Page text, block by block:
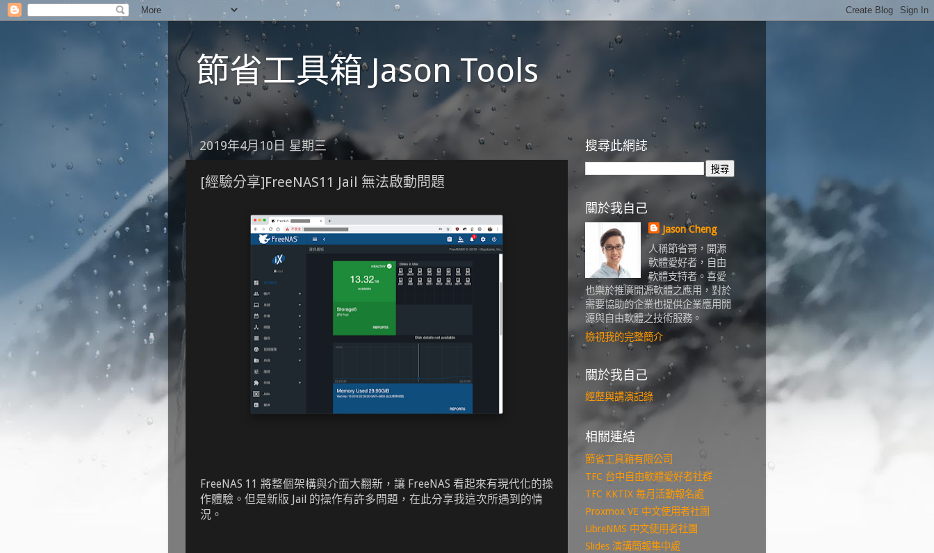
節省工具箱 Jason Tools
2019年4月10日 星期三
[經驗分享]FreeNAS11 Jail 無法啟動問題
FreeNAS 11 將整個架構與介面大翻新，讓 FreeNAS 看起來有現代化的操
作體驗。但是新版 Jail 的操作有許多問題，在此分享我這次所遇到的情
況。
搜尋此網誌
關於我自己
Jason Cheng
人稱節省哥，開源
軟體愛好者，自由
軟體支持者。喜愛
也樂於推廣開源軟體之應用，對於
需要協助的企業也提供企業應用開
源與自由軟體之技術服務。
檢視我的完整簡介
關於我自己
經歷與講演記錄
相關連結
節省工具箱有限公司
TFC 台中自由軟體愛好者社群
TFC KKTIX 每月活動報名處
Proxmox VE 中文使用者社團
LibreNMS 中文使用者社團
Slides 演講簡報集中處